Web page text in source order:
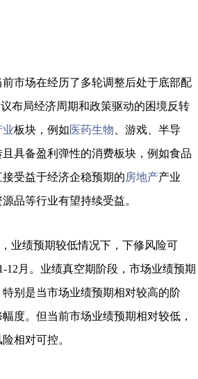
市场在经历了多轮调整后处于底部配
布局经济周期和政策驱动的困境反转
业板块，例如医药生物 、游戏、半导
具备盈利弹性的消费板块，例如食品
受益于经济企稳预期的房地产产业
品等行业有望持续受益。
业绩预期较低情况下，下修风险可
12月。业绩真空期阶段，市场业绩预期
别是当市场业绩预期相对较高的阶
度。但当前市场业绩预期相对较低，
相对可控。